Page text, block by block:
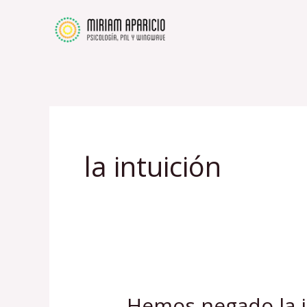
la intuición
Hemos